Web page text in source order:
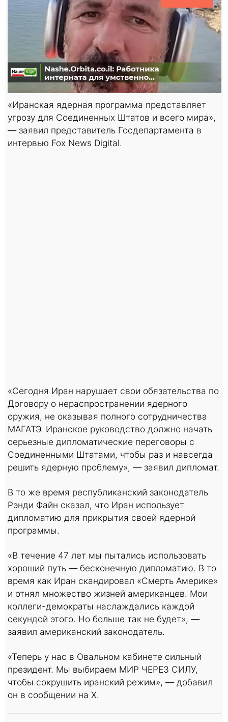
«Иранская ядерная программа представляет
угрозу для Соединенных Штатов и всего мира»,
— заявил представитель Госдепартамента в
интервью Fox News Digital.
«Сегодня Иран нарушает свои обязательства по
Договору о нераспространении ядерного
оружия, не оказывая полного сотрудничества
МАГАТЭ. Иранское руководство должно начать
серьезные дипломатические переговоры с
Соединенными Штатами, чтобы раз и навсегда
решить ядерную проблему», — заявил дипломат.
В то же время республиканский законодатель
Рэнди Файн сказал, что Иран использует
дипломатию для прикрытия своей ядерной
программы.
«В течение 47 лет мы пытались использовать
хороший путь — бесконечную дипломатию. В то
время как Иран скандировал «Смерть Америке»
и отнял множество жизней американцев. Мои
коллеги-демократы наслаждались каждой
секундой этого. Но больше так не будет», —
заявил американский законодатель.
«Теперь у нас в Овальном кабинете сильный
президент. Мы выбираем МИР ЧЕРЕЗ СИЛУ,
чтобы сокрушить иранский режим», — добавил
он в сообщении на X.